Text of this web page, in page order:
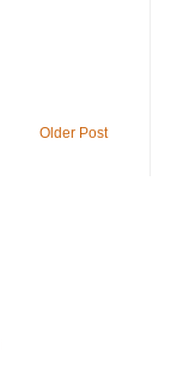
Older Post